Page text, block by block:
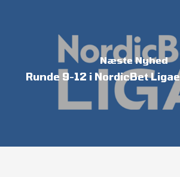
Næste Nyhed
Runde 9-12 i NordicBet